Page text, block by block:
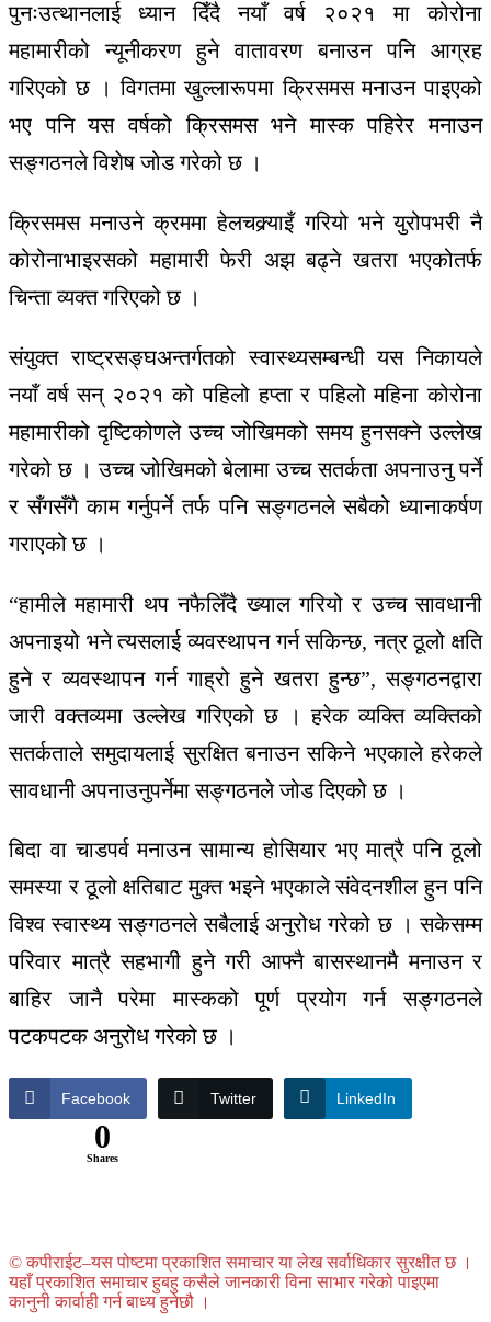
पुनःउत्थानलाई ध्यान दिँदै नयाँ वर्ष २०२१ मा कोरोना
महामारीको न्यूनीकरण हुने वातावरण बनाउन पनि आग्रह
गरिएको छ । विगतमा खुल्लारूपमा क्रिसमस मनाउन पाइएको
भए पनि यस वर्षको क्रिसमस भने मास्क पहिरेर मनाउन
सङ्गठनले विशेष जोड गरेको छ ।
क्रिसमस मनाउने क्रममा हेलचक्र्याइँ गरियो भने युरोपभरी नै
कोरोनाभाइरसको महामारी फेरी अझ बढ्ने खतरा भएकोतर्फ
चिन्ता व्यक्त गरिएको छ ।
संयुक्त राष्ट्रसङ्घअन्तर्गतको स्वास्थ्यसम्बन्धी यस निकायले
नयाँ वर्ष सन् २०२१ को पहिलो हप्ता र पहिलो महिना कोरोना
महामारीको दृष्टिकोणले उच्च जोखिमको समय हुनसक्ने उल्लेख
गरेको छ । उच्च जोखिमको बेलामा उच्च सतर्कता अपनाउनु पर्ने
र सँगसँगै काम गर्नुपर्ने तर्फ पनि सङ्गठनले सबैको ध्यानाकर्षण
गराएको छ ।
“हामीले महामारी थप नफैलिँदै ख्याल गरियो र उच्च सावधानी
अपनाइयो भने त्यसलाई व्यवस्थापन गर्न सकिन्छ, नत्र ठूलो क्षति
हुने र व्यवस्थापन गर्न गाह्रो हुने खतरा हुन्छ”, सङ्गठनद्वारा
जारी वक्तव्यमा उल्लेख गरिएको छ । हरेक व्यक्ति व्यक्तिको
सतर्कताले समुदायलाई सुरक्षित बनाउन सकिने भएकाले हरेकले
सावधानी अपनाउनुपर्नेमा सङ्गठनले जोड दिएको छ ।
बिदा वा चाडपर्व मनाउन सामान्य होसियार भए मात्रै पनि ठूलो
समस्या र ठूलो क्षतिबाट मुक्त भइने भएकाले संवेदनशील हुन पनि
विश्व स्वास्थ्य सङ्गठनले सबैलाई अनुरोध गरेको छ । सकेसम्म
परिवार मात्रै सहभागी हुने गरी आफ्नै बासस्थानमै मनाउन र
बाहिर जानै परेमा मास्कको पूर्ण प्रयोग गर्न सङ्गठनले
पटकपटक अनुरोध गरेको छ ।
Facebook Twitter LinkedIn
0
Shares
© कपीराईट–यस पोष्टमा प्रकाशित समाचार या लेख सर्वाधिकार सुरक्षीत छ ।
यहाँ प्रकाशित समाचार हुबहु कसैले जानकारी विना साभार गरेको पाइएमा
कानुनी कार्वाही गर्न बाध्य हुनेछौ ।